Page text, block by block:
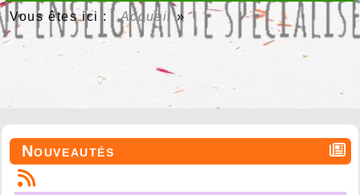
Vous êtes ici :Accueil»
Nouveautés